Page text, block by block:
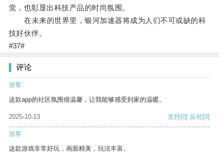
觉，也彰显出科技产品的时尚氛围。
在未来的世界里，银河加速器将成为人们不可或缺的科
技好伙伴。
#37#
评论
游客
这款app的社区氛围很温馨，让我能够感受到家的温暖。
2025-10-13 支持[0] 反对[0]
游客
这款游戏非常好玩，画面精美，玩法丰富。